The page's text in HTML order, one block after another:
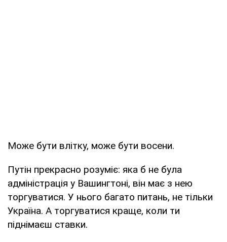
Може бути влітку, може бути восени.
Путін прекрасно розуміє: яка б не була
адміністрація у Вашингтоні, він має з нею
торгуватися. У нього багато питань, не тільки
Україна. А торгуватися краще, коли ти
піднімаєш ставки.